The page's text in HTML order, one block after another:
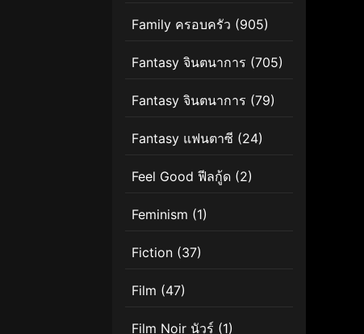
Family ครอบครัว (905)
Fantasy จินตนาการ (705)
Fantasy จินตนาการ (79)
Fantasy แฟนตาซี (24)
Feel Good ฟีลกู้ด (2)
Feminism (1)
Fiction (37)
Film (47)
Film Noir นัวร์ (1)